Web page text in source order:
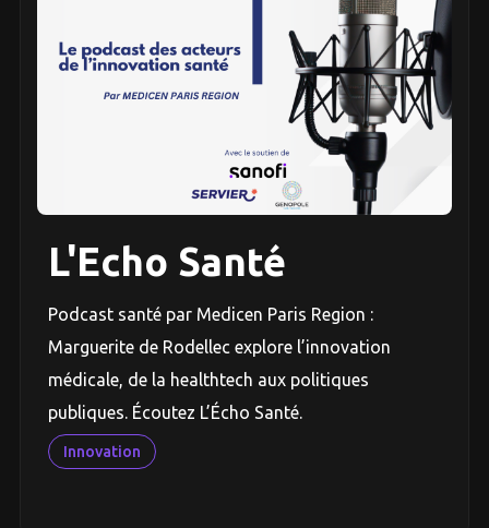
L'Echo Santé
Podcast santé par Medicen Paris Region :
Marguerite de Rodellec explore l’innovation
médicale, de la healthtech aux politiques
publiques. Écoutez L’Écho Santé.
Innovation